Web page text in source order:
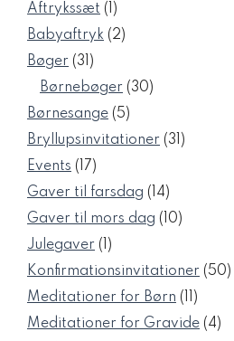
Aftrykssæt 11
vare
Babyaftryk 22
Bøger 3131
varer
Børnebøger 3030
Børnesange 55
varer
Bryllupsinvitationer 3131
Events 1717
varer
Gaver til farsdag 1414
varer
Gaver til mors dag 1010
Julegaver 11
vare
Konfirmationsinvitationer 50
Meditationer for Børn 1111
varer
Meditationer for Gravide 44